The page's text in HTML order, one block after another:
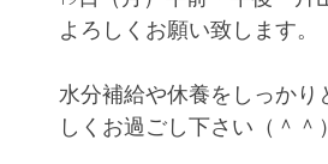
よろしくお願い致します。
水分補給や休養をしっか
しくお過ごし下さい（＾＾）